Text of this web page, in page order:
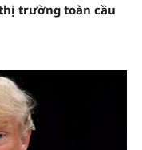
trường toàn cầu